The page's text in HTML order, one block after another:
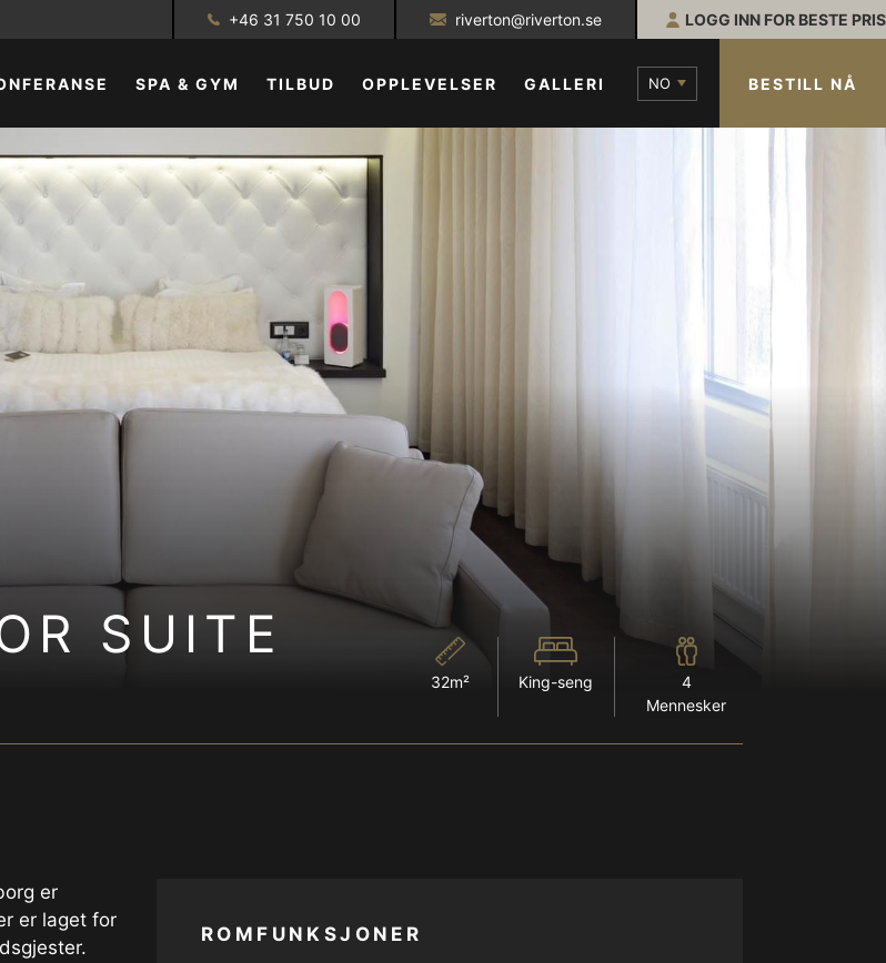
+46 31 750 10 00 riverton@riverton.se LOGG INN FOR BESTE PRIS
SPA & GYM TILBUD OPPLEVELSER GALLERI NO BESTILL NÅ
SUITE
32m² King-seng
4
Mennesker
er
er laget for
ROMFUNKSJONER